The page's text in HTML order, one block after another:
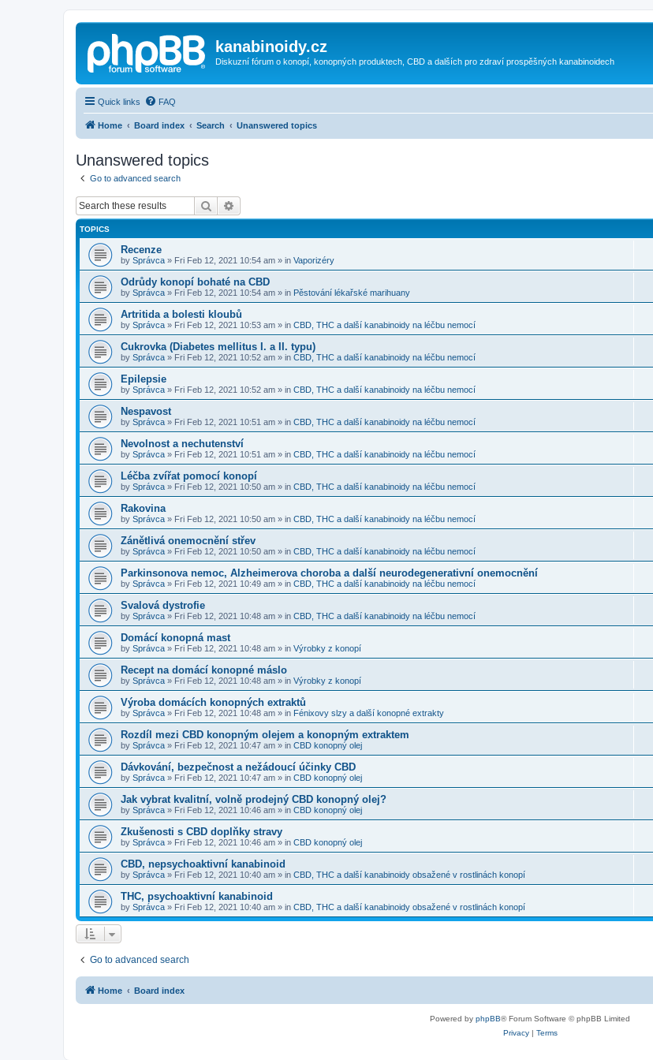
kanabinoidy.cz
Diskuzní fórum o konopí, konopných produktech, CBD a dalších pro zdraví prospěšných kanabinoidech
Quick links FAQ
Home Board index Search Unanswered topics
Unanswered topics
Go to advanced search
Search
TOPICS
Recenze
by Správca » Fri Feb 12, 2021 10:54 am » in Vaporizéry
Odrůdy konopí bohaté na CBD
by Správca » Fri Feb 12, 2021 10:54 am » in Pěstování lékařské marihuany
Artritida a bolesti kloubů
by Správca » Fri Feb 12, 2021 10:53 am » in CBD, THC a další kanabinoidy na léčbu nemocí
Cukrovka (Diabetes mellitus I. a II. typu)
by Správca » Fri Feb 12, 2021 10:52 am » in CBD, THC a další kanabinoidy na léčbu nemocí
Epilepsie
by Správca » Fri Feb 12, 2021 10:52 am » in CBD, THC a další kanabinoidy na léčbu nemocí
Nespavost
by Správca » Fri Feb 12, 2021 10:51 am » in CBD, THC a další kanabinoidy na léčbu nemocí
Nevolnost a nechutenství
by Správca » Fri Feb 12, 2021 10:51 am » in CBD, THC a další kanabinoidy na léčbu nemocí
Léčba zvířat pomocí konopí
by Správca » Fri Feb 12, 2021 10:50 am » in CBD, THC a další kanabinoidy na léčbu nemocí
Rakovina
by Správca » Fri Feb 12, 2021 10:50 am » in CBD, THC a další kanabinoidy na léčbu nemocí
Zánětlivá onemocnění střev
by Správca » Fri Feb 12, 2021 10:50 am » in CBD, THC a další kanabinoidy na léčbu nemocí
Parkinsonova nemoc, Alzheimerova choroba a další neurodegenerativní onemocnění
by Správca » Fri Feb 12, 2021 10:49 am » in CBD, THC a další kanabinoidy na léčbu nemocí
Svalová dystrofie
by Správca » Fri Feb 12, 2021 10:48 am » in CBD, THC a další kanabinoidy na léčbu nemocí
Domácí konopná mast
by Správca » Fri Feb 12, 2021 10:48 am » in Výrobky z konopí
Recept na domácí konopné máslo
by Správca » Fri Feb 12, 2021 10:48 am » in Výrobky z konopí
Výroba domácích konopných extraktů
by Správca » Fri Feb 12, 2021 10:48 am » in Fénixovy slzy a další konopné extrakty
Rozdíl mezi CBD konopným olejem a konopným extraktem
by Správca » Fri Feb 12, 2021 10:47 am » in CBD konopný olej
Dávkování, bezpečnost a nežádoucí účinky CBD
by Správca » Fri Feb 12, 2021 10:47 am » in CBD konopný olej
Jak vybrat kvalitní, volně prodejný CBD konopný olej?
by Správca » Fri Feb 12, 2021 10:46 am » in CBD konopný olej
Zkušenosti s CBD doplňky stravy
by Správca » Fri Feb 12, 2021 10:46 am » in CBD konopný olej
CBD, nepsychoaktivní kanabinoid
by Správca » Fri Feb 12, 2021 10:40 am » in CBD, THC a další kanabinoidy obsažené v rostlinách konopí
THC, psychoaktivní kanabinoid
by Správca » Fri Feb 12, 2021 10:40 am » in CBD, THC a další kanabinoidy obsažené v rostlinách konopí
Go to advanced search
Home Board index
Powered by phpBB® Forum Software © phpBB Limited
Privacy| Terms